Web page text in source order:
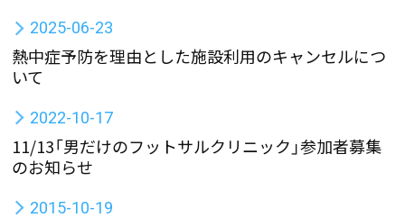
2025-06-23
熱中症予防を理由とした施設利用のキャンセルにつ
いて
2022-10-17
11/13「男だけのフットサルクリニック」参加者募集
のお知らせ
2015-10-19